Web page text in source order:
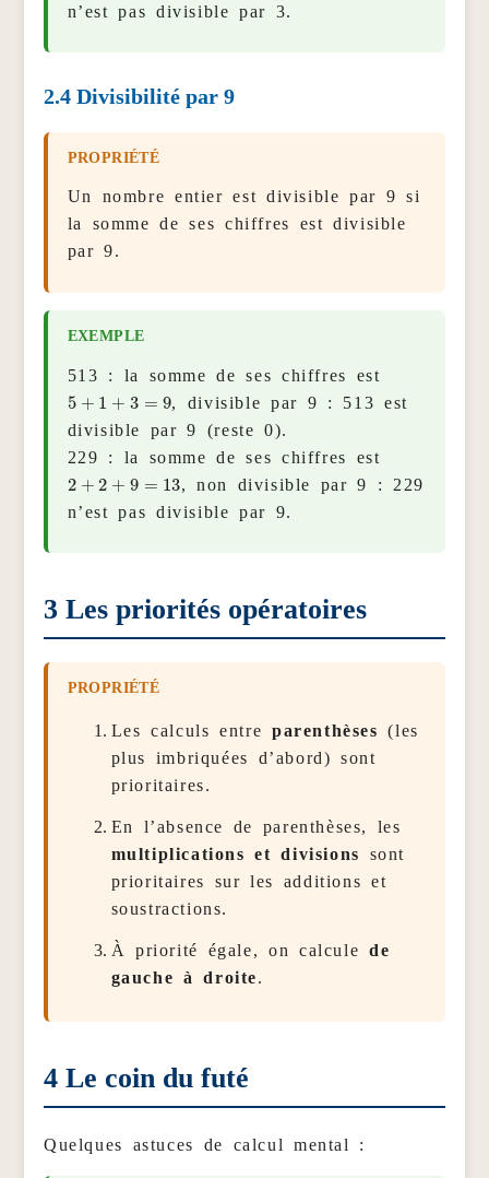
n’est pas divisible par 3.
2.4Divisibilité par 9
Un nombre entier est divisible par 9 si
la somme de ses chiffres est divisible
par 9.
513 : la somme de ses chiffres est
5 1+ =
, divisible par 9 : 513 est
divisible par 9 (reste 0).
229 : la somme de ses chiffres est
2 2+ =
, non divisible par 9 : 229
n’est pas divisible par 9.
3 Les priorités opératoires
Les calculs entre parenthèses (les
plus imbriquées d’abord) sont
prioritaires.
En l’absence de parenthèses, les
multiplications et divisions
sont
prioritaires sur les additions et
soustractions.
À priorité égale, on calcule de
gauche à droite.
4Le coin du futé
Quelques astuces de calcul mental :